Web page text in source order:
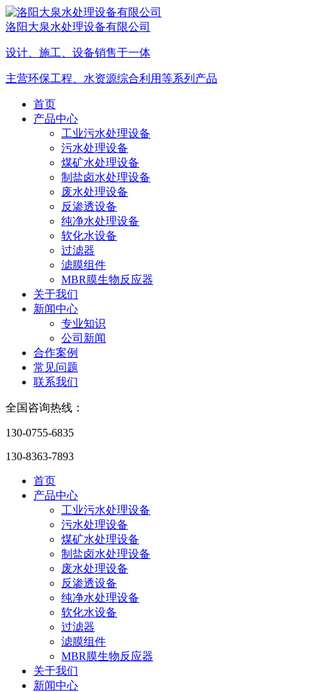
洛阳大泉水处理设备有限公司
设计、施工、设备销售于一体
主营环保工程、水资源综合利用等系列产品
首页
产品中心
工业污水处理设备
污水处理设备
煤矿水处理设备
制盐卤水处理设备
废水处理设备
反渗透设备
纯净水处理设备
软化水设备
过滤器
滤膜组件
MBR膜生物反应器
关于我们
新闻中心
专业知识
公司新闻
合作案例
常见问题
联系我们
全国咨询热线：
130-0755-6835
130-8363-7893
首页
产品中心
工业污水处理设备
污水处理设备
煤矿水处理设备
制盐卤水处理设备
废水处理设备
反渗透设备
纯净水处理设备
软化水设备
过滤器
滤膜组件
MBR膜生物反应器
关于我们
新闻中心